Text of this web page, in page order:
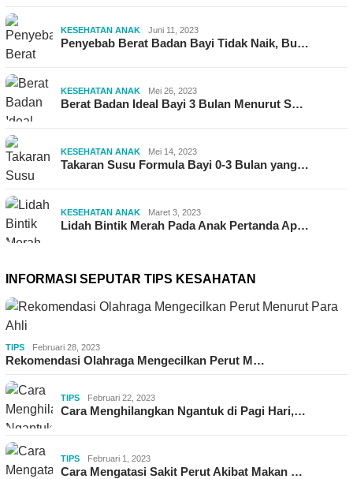
KESEHATAN ANAK Juni 11, 2023
Penyebab Berat Badan Bayi Tidak Naik, Bu…
KESEHATAN ANAK Mei 26, 2023
Berat Badan Ideal Bayi 3 Bulan Menurut S…
KESEHATAN ANAK Mei 14, 2023
Takaran Susu Formula Bayi 0-3 Bulan yang…
KESEHATAN ANAK Maret 3, 2023
Lidah Bintik Merah Pada Anak Pertanda Ap…
INFORMASI SEPUTAR TIPS KESAHATAN
TIPS Februari 28, 2023
Rekomendasi Olahraga Mengecilkan Perut M…
TIPS Februari 22, 2023
Cara Menghilangkan Ngantuk di Pagi Hari,…
TIPS Februari 1, 2023
Cara Mengatasi Sakit Perut Akibat Makan …